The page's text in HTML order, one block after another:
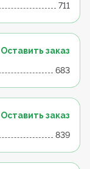
711
Оставить заказ
683
Оставить заказ
839